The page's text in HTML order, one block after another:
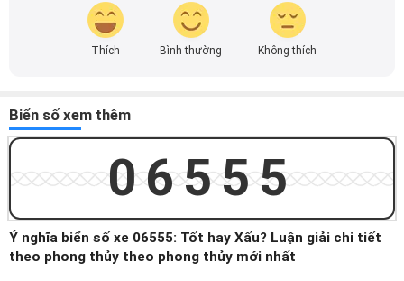
Thích Bình thường Không thích
Biển số xem thêm
06555
Ý nghĩa biển số xe 06555: Tốt hay Xấu? Luận giải chi tiết
theo phong thủy theo phong thủy mới nhất